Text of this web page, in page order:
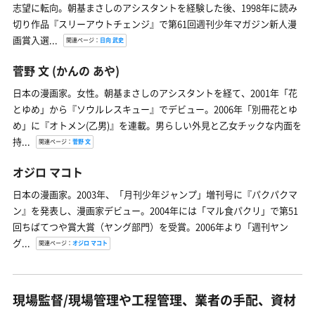
志望に転向。朝基まさしのアシスタントを経験した後、1998年に読み
切り作品『スリーアウトチェンジ』で第61回週刊少年マガジン新人漫
画賞入選...
関連ページ： 日向 武史
菅野 文 (かんの あや)
日本の漫画家。女性。朝基まさしのアシスタントを経て、2001年「花
とゆめ」から『ソウルレスキュー』でデビュー。2006年「別冊花とゆ
め」に『オトメン(乙男)』を連載。男らしい外見と乙女チックな内面を
持...
関連ページ： 菅野 文
オジロ マコト
日本の漫画家。2003年、「月刊少年ジャンプ」増刊号に『パクパクマ
ン』を発表し、漫画家デビュー。2004年には「マル食パクリ」で第51
回ちばてつや賞大賞（ヤング部門）を受賞。2006年より「週刊ヤン
グ...
関連ページ： オジロ マコト
現場監督/現場管理や工程管理、業者の手配、資材